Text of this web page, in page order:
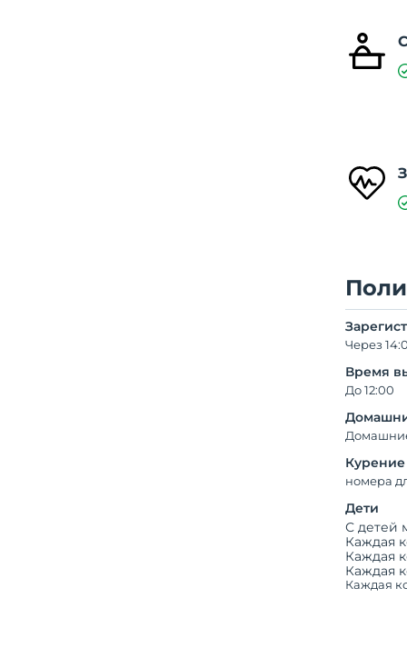
Через
Время
До 12:00
Курение
номера
Дети
С детей
Каждая
Каждая
Каждая
Каждая